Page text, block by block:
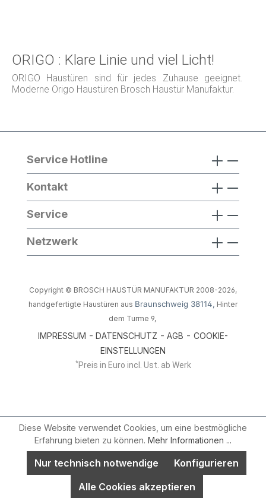
ORIGO : Klare Linie und viel Licht!
ORIGO Haustüren sind für jedes Zuhause geeignet.
Moderne Origo Haustüren Brosch Haustür Manufaktur.
Service Hotline
Kontakt
Service
Netzwerk
Copyright © BROSCH HAUSTÜR MANUFAKTUR 2008-2026,
handgefertigte Haustüren aus Braunschweig 38114, Hinter
dem Turme 9,
IMPRESSUM - DATENSCHUTZ - AGB - COOKIE-
EINSTELLUNGEN
*Preis in Euro incl. Ust. ab Werk
Diese Website verwendet Cookies, um eine bestmögliche
Erfahrung bieten zu können. Mehr Informationen ...
Nur technisch notwendige
Konfigurieren
Alle Cookies akzeptieren